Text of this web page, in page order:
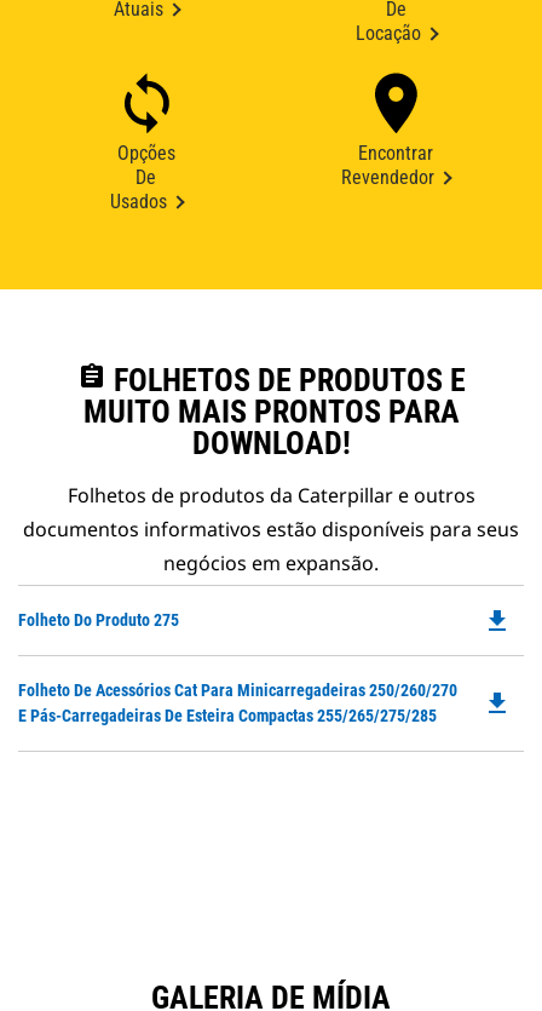
Atuais
De
Locação
Opções
De
Usados
Encontrar
Revendedor
assignment FOLHETOS DE PRODUTOS E
MUITO MAIS PRONTOS PARA
DOWNLOAD!
Folhetos de produtos da Caterpillar e outros
documentos informativos estão disponíveis para seus
negócios em expansão.
Folheto Do Produto 275 file_download
Folheto De Acessórios Cat Para Minicarregadeiras 250/260/270
E Pás-Carregadeiras De Esteira Compactas 255/265/275/285
file_download
GALERIA DE MÍDIA